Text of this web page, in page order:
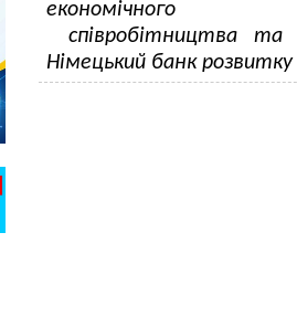
економічного
співробітництва та
Німецький банк розвитку